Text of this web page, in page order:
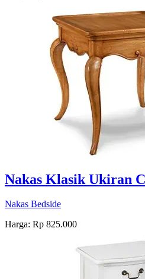
Nakas Klasik Ukiran
Nakas Bedside
Harga: Rp 825.000